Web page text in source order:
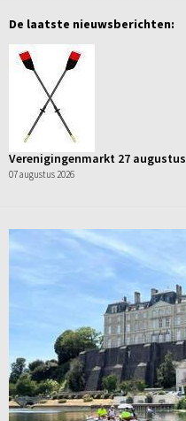
De laatste nieuwsberichten:
Verenigingenmarkt 27 augustus
07 augustus 2026